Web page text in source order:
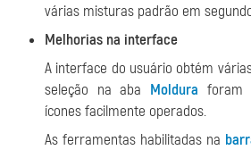
várias misturas padrão em
Melhorias na interface
A interface do usuário obtém
seleção na aba Moldura foram
ícones facilmente operados.
As ferramentas habilitadas na